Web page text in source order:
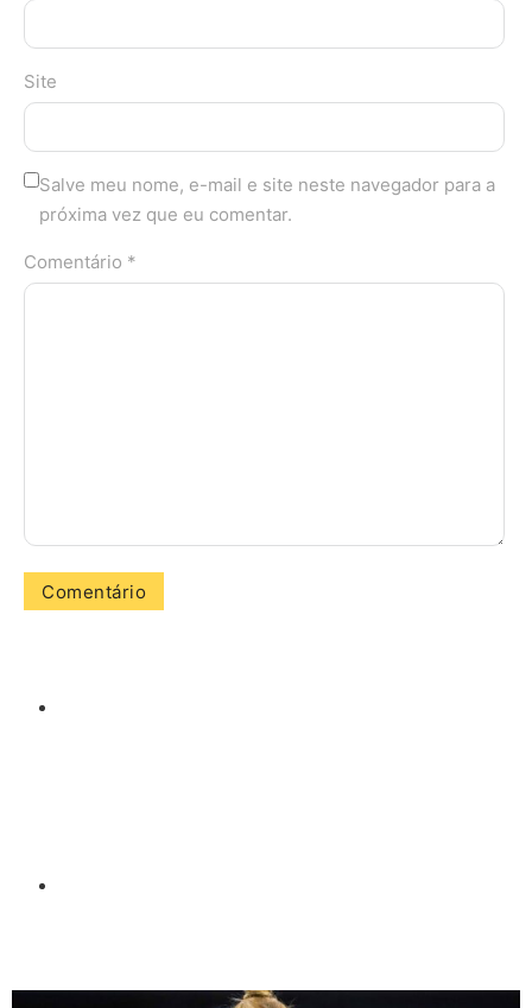
Site
Salve meu nome, e-mail e site neste navegador para a
próxima vez que eu comentar.
Comentário *